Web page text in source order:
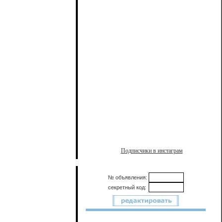
Подписчики в инстаграм
№ объявления:
секретный код: